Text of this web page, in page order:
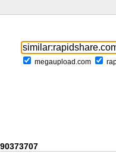
megaupload.com